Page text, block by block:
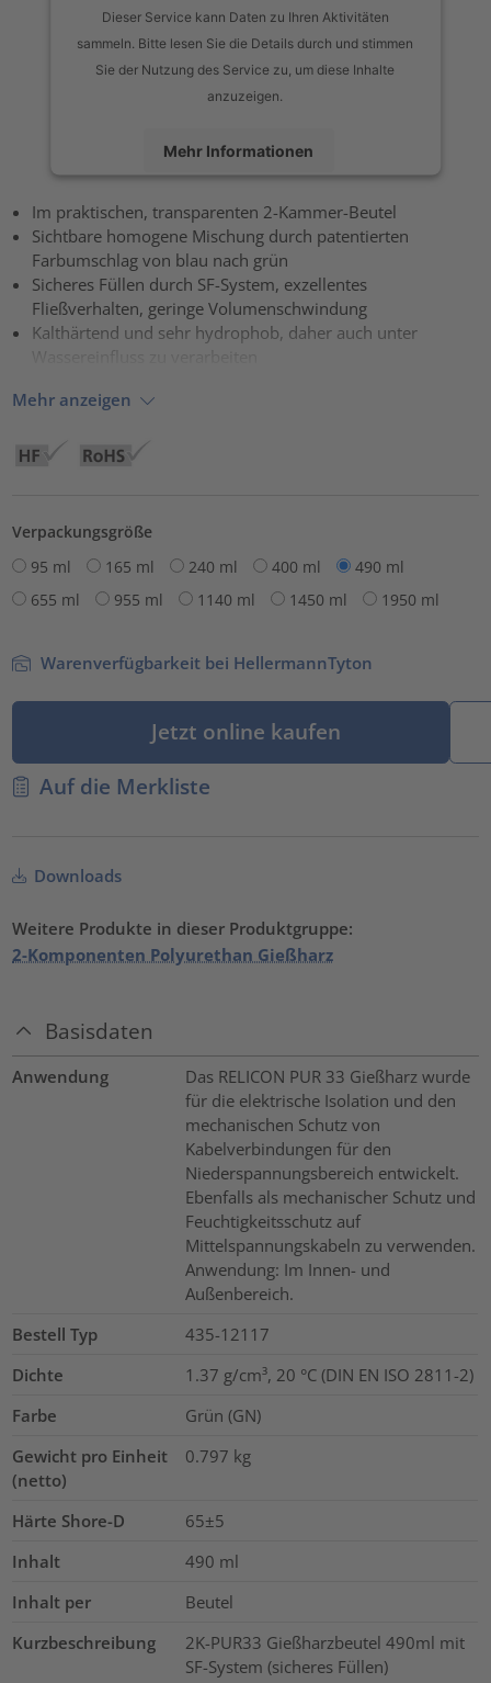
Dieser Service kann Daten zu Ihren Aktivitäten
sammeln. Bitte lesen Sie die Details durch und stimmen
Sie der Nutzung des Service zu, um diese Inhalte
anzuzeigen.
Mehr Informationen
Akzeptieren
powered byUsercentrics Consent Management Platform
Im praktischen, transparenten 2-Kammer-Beutel
Sichtbare homogene Mischung durch patentierten
Farbumschlag von blau nach grün
Sicheres Füllen durch SF-System, exzellentes
Fließverhalten, geringe Volumenschwindung
Kalthärtend und sehr hydrophob, daher auch unter
Wassereinfluss zu verarbeiten
Mehr anzeigen
Verpackungsgröße
95 ml
165 ml 240 ml 400 ml
490 ml
655 ml
955 ml 1140 ml 1450 ml 1950 ml
Warenverfügbarkeit bei HellermannTyton
Jetzt online kaufen
Auf die Merkliste
Downloads
Weitere Produkte in dieser Produktgruppe:
2-Komponenten Polyurethan Gießharz
Basisdaten
Anwendung
Das RELICON PUR 33 Gießharz wurde
für die elektrische Isolation und den
mechanischen Schutz von
Kabelverbindungen für den
Niederspannungsbereich entwickelt.
Ebenfalls als mechanischer Schutz und
Feuchtigkeitsschutz auf
Mittelspannungskabeln zu verwenden.
Anwendung: Im Innen- und
Außenbereich.
Bestell Typ
435-12117
Dichte
1.37 g/cm³, 20 °C (DIN EN ISO 2811-2)
Farbe
Grün (GN)
Gewicht pro Einheit
(netto)
0.797 kg
Härte Shore-D
65±5
Inhalt
490 ml
Inhalt per
Beutel
Kurzbeschreibung
2K-PUR33 Gießharzbeutel 490ml mit
SF-System (sicheres Füllen)